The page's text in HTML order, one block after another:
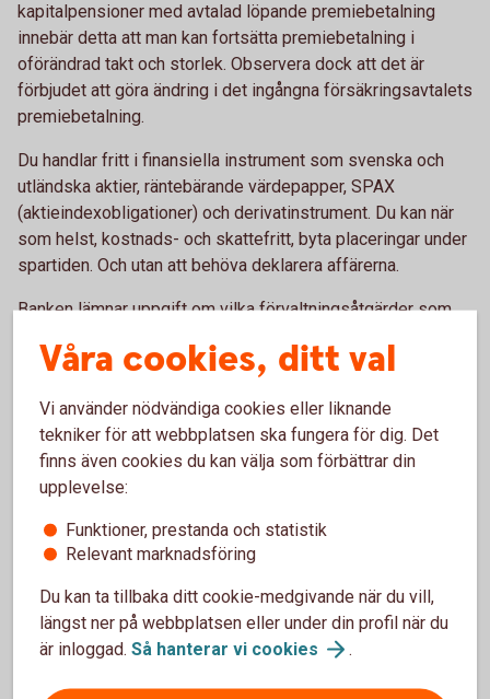
kapitalpensioner med avtalad löpande premiebetalning
innebär detta att man kan fortsätta premiebetalning i
oförändrad takt och storlek. Observera dock att det är
förbjudet att göra ändring i det ingångna försäkringsavtalets
premiebetalning.
Du handlar fritt i finansiella instrument som svenska och
utländska aktier, räntebärande värdepapper, SPAX
(aktieindexobligationer) och derivatinstrument. Du kan när
som helst, kostnads- och skattefritt, byta placeringar under
spartiden. Och utan att behöva deklarera affärerna.
Banken lämnar uppgift om vilka förvaltningsåtgärder som
lämnar kvartalsvis redovisning av värdeutvecklingen i
Swedbank Försäkring bland annat redovisar
försäkringskapitalets värdeutveckling, eventuella
premieinbetalningar samt de uttag för skatt och avgifter
som gjorts under året.
Så tar du ut pengarna
Pengarna kan tidigast tas ut från din 55-årsdag och
kortaste utbetalningstid är fem år. Pengarna betalas i regel
ut månadsvis. Om du dör innan utbetalning påbörjats,
betalas pengarna ut till dina förmånstagare, det vill säga de
Våra cookies, ditt val
Vi använder nödvändiga cookies eller liknande
tekniker för att webbplatsen ska fungera för dig. Det
finns även cookies du kan välja som förbättrar din
upplevelse:
Funktioner, prestanda och statistik
Relevant marknadsföring
Du kan ta tillbaka ditt cookie-medgivande när du vill,
längst ner på webbplatsen eller under din profil när du
är inloggad. Så hanterar vi cookies .